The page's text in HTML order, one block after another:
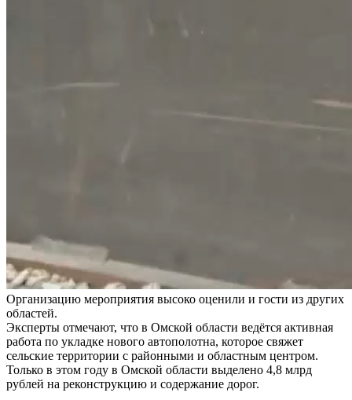
Организацию мероприятия высоко оценили и гости из других
областей.
Эксперты отмечают, что в Омской области ведётся активная
работа по укладке нового автополотна, которое свяжет
сельские территории с районными и областным центром.
Только в этом году в Омской области выделено 4,8 млрд
рублей на реконструкцию и содержание дорог.